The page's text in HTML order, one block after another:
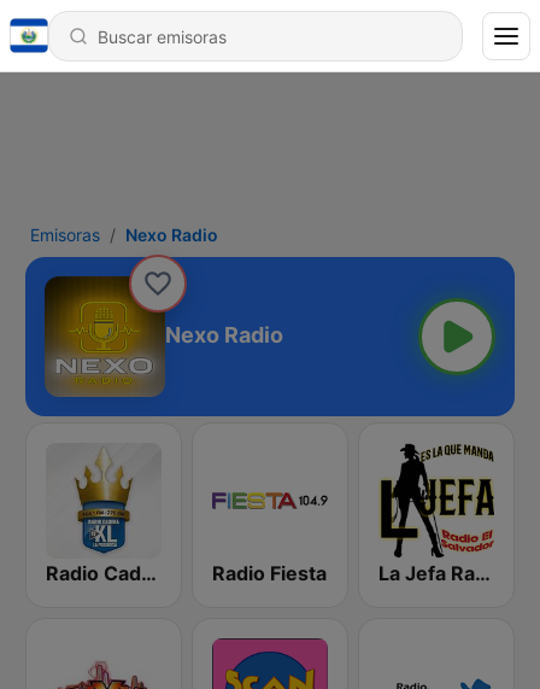
Emisoras Nexo Radio
Nexo Radio
Radio Cadena YSKL La Poderosa Radio Fiesta La Jefa Radio El Salvador